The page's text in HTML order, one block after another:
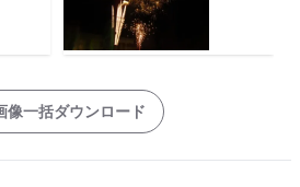
像一括ダウンロード